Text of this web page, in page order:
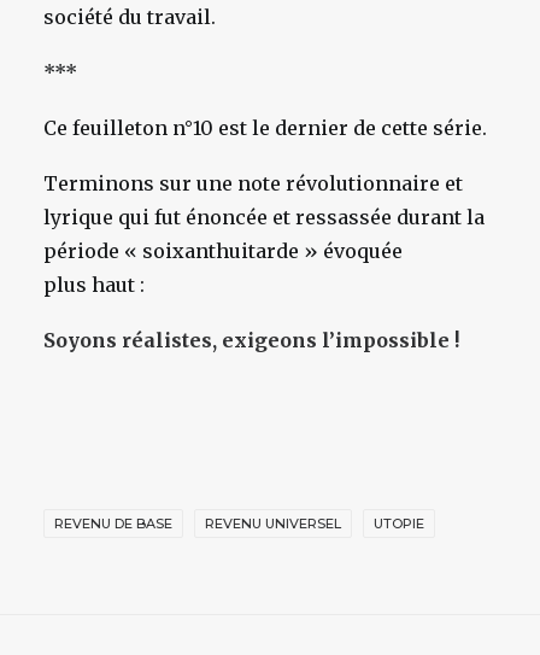
société du travail.
***
Ce feuilleton n°10 est le dernier de cette série.
Terminons sur une note révolutionnaire et
lyrique qui fut énoncée et ressassée durant la
période « soixanthuitarde » évoquée
plus haut :
Soyons réalistes, exigeons l’impossible !
REVENU DE BASE REVENU UNIVERSEL UTOPIE